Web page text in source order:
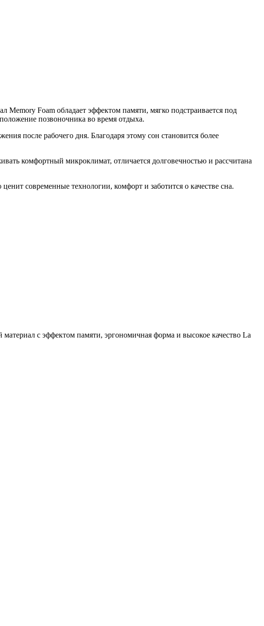
Foam обладает эффектом памяти, мягко подстраивается под
позвоночника во время отдыха.
после рабочего дня. Благодаря этому сон становится более
комфортный микроклимат, отличается долговечностью и рассчитана
современные технологии, комфорт и заботится о качестве сна.
с эффектом памяти, эргономичная форма и высокое качество La